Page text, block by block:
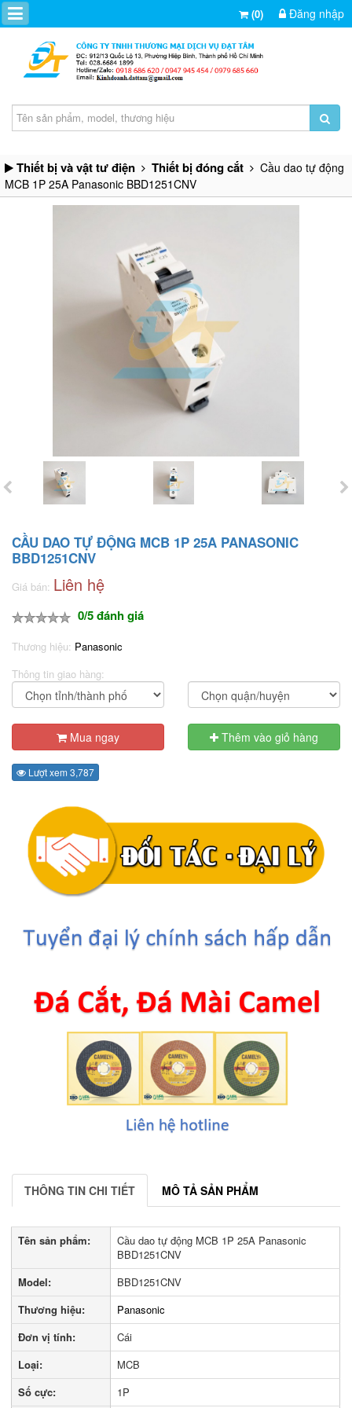
(0) Đăng nhập
Thiết bị và vật tư điện Thiết bị đóng cắt
Cầu dao tự động
MCB 1P 25A Panasonic BBD1251CNV
CẦU DAO TỰ ĐỘNG MCB 1P 25A PANASONIC
BBD1251CNV
Giá bán: Liên hệ
0/5 đánh giá
Thương hiệu: Panasonic
Thông tin giao hàng:
Mua ngay Thêm vào giỏ hàng
Lượt xem 3,787
THÔNG TIN CHI TIẾT MÔ TẢ SẢN PHẨM
Tên sản phẩm:
Cầu dao tự động MCB 1P 25A Panasonic
BBD1251CNV
Model:
BBD1251CNV
Thương hiệu:
Panasonic
Đơn vị tính:
Cái
Loại:
MCB
Số cực:
1P